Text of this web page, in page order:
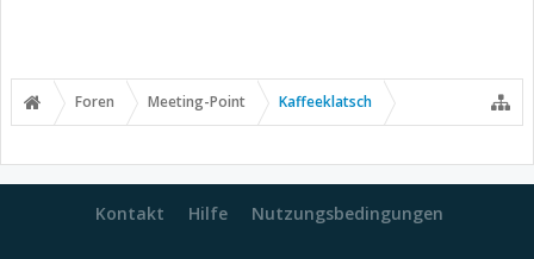
Foren Meeting-Point Kaffeeklatsch
Kontakt Hilfe Nutzungsbedingungen